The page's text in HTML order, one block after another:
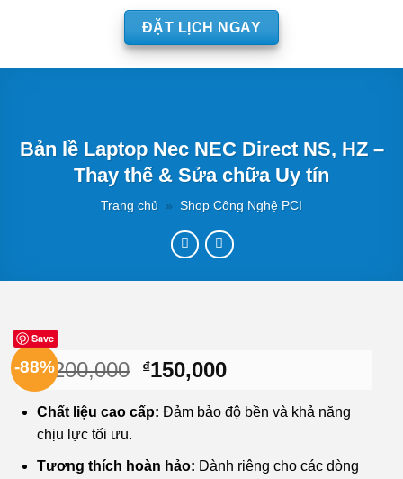
ĐẶT LỊCH NGAY
Bản lề Laptop Nec NEC Direct NS, HZ –
Thay thế & Sửa chữa Uy tín
Trang chủ » Shop Công Nghệ PCI
Save
-88%
₫1,200,000 Giá
là:
₫150,000Giá
tại
₫150,000.
Chất liệu cao cấp: Đảm bảo độ bền và khả năng
chịu lực tối ưu.
Tương thích hoàn hảo: Dành riêng cho các dòng